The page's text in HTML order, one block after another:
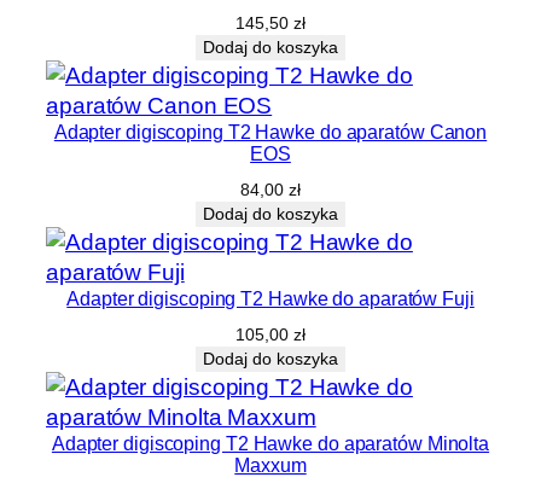
145,50 zł
Dodaj do koszyka
Adapter digiscoping T2 Hawke do aparatów Canon
EOS
84,00 zł
Dodaj do koszyka
Adapter digiscoping T2 Hawke do aparatów Fuji
105,00 zł
Dodaj do koszyka
Adapter digiscoping T2 Hawke do aparatów Minolta
Maxxum